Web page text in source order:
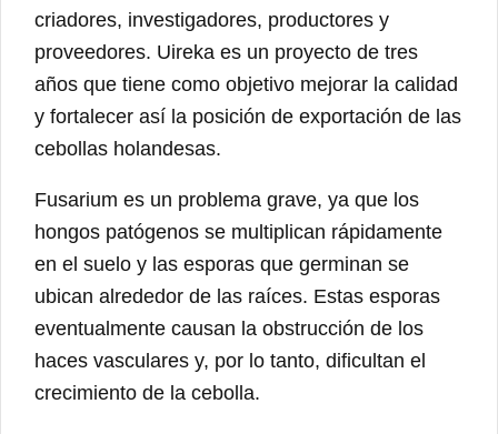
criadores, investigadores, productores y
proveedores. Uireka es un proyecto de tres
años que tiene como objetivo mejorar la calidad
y fortalecer así la posición de exportación de las
cebollas holandesas.
Fusarium es un problema grave, ya que los
hongos patógenos se multiplican rápidamente
en el suelo y las esporas que germinan se
ubican alrededor de las raíces. Estas esporas
eventualmente causan la obstrucción de los
haces vasculares y, por lo tanto, dificultan el
crecimiento de la cebolla.